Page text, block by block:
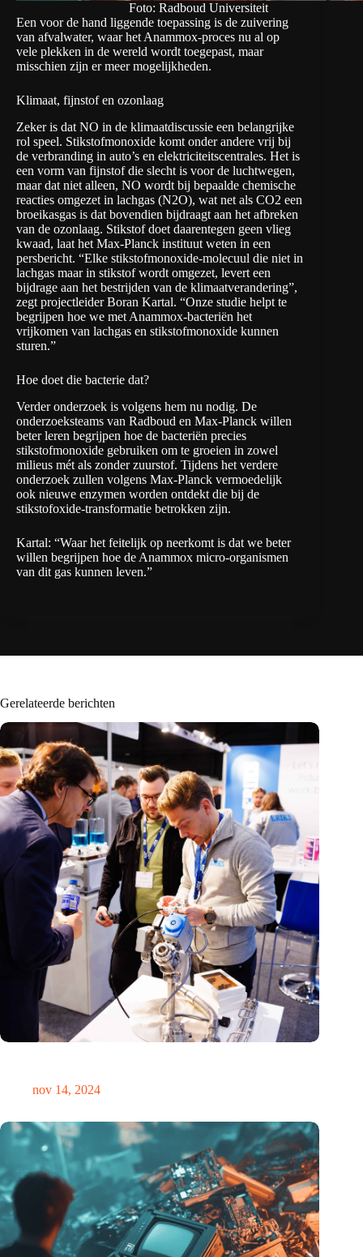
Foto: Radboud Universiteit
Een voor de hand liggende toepassing is de zuivering
van afvalwater, waar het Anammox-proces nu al op
vele plekken in de wereld wordt toegepast, maar
misschien zijn er meer mogelijkheden.
Klimaat, fijnstof en ozonlaag
Zeker is dat NO in de klimaatdiscussie een belangrijke
rol speel. Stikstofmonoxide komt onder andere vrij bij
de verbranding in auto’s en elektriciteitscentrales. Het is
een vorm van fijnstof die slecht is voor de luchtwegen,
maar dat niet alleen, NO wordt bij bepaalde chemische
reacties omgezet in lachgas (N2O), wat net als CO2 een
broeikasgas is dat bovendien bijdraagt aan het afbreken
van de ozonlaag. Stikstof doet daarentegen geen vlieg
kwaad, laat het Max-Planck instituut weten in een
persbericht. “Elke stikstofmonoxide-molecuul die niet in
lachgas maar in stikstof wordt omgezet, levert een
bijdrage aan het bestrijden van de klimaatverandering”,
zegt projectleider Boran Kartal. “Onze studie helpt te
begrijpen hoe we met Anammox-bacteriën het
vrijkomen van lachgas en stikstofmonoxide kunnen
sturen.”
Hoe doet die bacterie dat?
Verder onderzoek is volgens hem nu nodig. De
onderzoeksteams van Radboud en Max-Planck willen
beter leren begrijpen hoe de bacteriën precies
stikstofmonoxide gebruiken om te groeien in zowel
milieus mét als zonder zuurstof. Tijdens het verdere
onderzoek zullen volgens Max-Planck vermoedelijk
ook nieuwe enzymen worden ontdekt die bij de
stikstofoxide-transformatie betrokken zijn.
Kartal: “Waar het feitelijk op neerkomt is dat we beter
willen begrijpen hoe de Anammox micro-organismen
van dit gas kunnen leven.”
Gerelateerde berichten
nov 14, 2024